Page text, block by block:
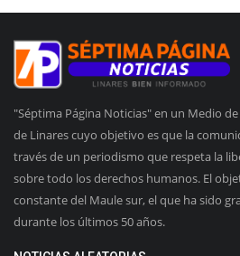
"Séptima Página Noticias" en un Medio
de Linares cuyo objetivo es que la
través de un periodismo que respeta la
sobre todo los derechos humanos. El
constante del Maule sur, el que ha sido
durante los últimos 50 años.